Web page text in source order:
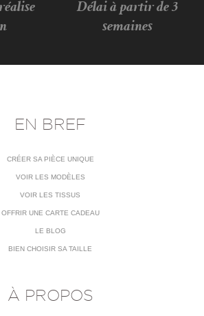
Délai à partir de 3
semaines
EN BREF
CRÉER SA PIÈCE UNIQUE
VOIR LES MODÈLES
VOIR LES TISSUS
OFFRIR UNE CARTE CADEAU
LE BLOG
BIEN CHOISIR SA TAILLE
À PROPOS